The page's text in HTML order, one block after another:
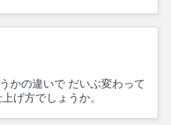
かの違いで だいぶ変わって
げ方でしょうか。